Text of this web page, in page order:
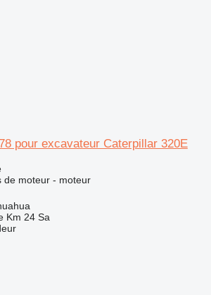
pour excavateur Caterpillar 320E
de moteur - moteur
Km 24 Sa